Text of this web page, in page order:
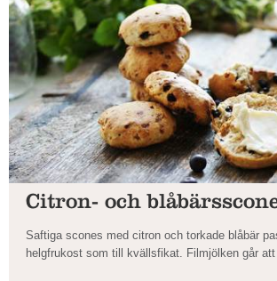
Citron- och
Saftiga scones med citron och torkade blåbär
helgfrukost som till kvällsfikat. Filmjölken går att